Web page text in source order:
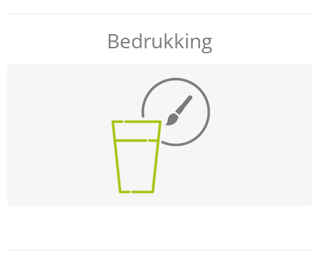
Bedrukking
3D-Designer & Ontwerp
Druktechnologieën & drukgegevens